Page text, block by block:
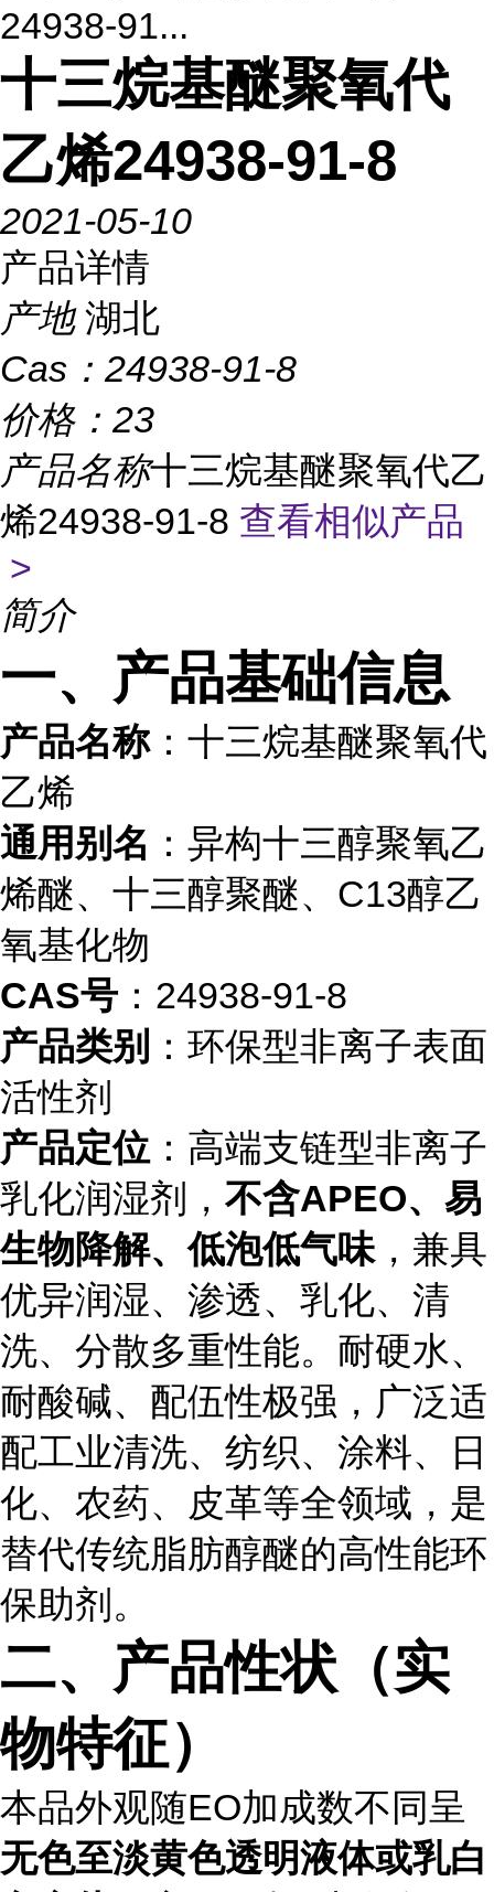
24938-91...
十三烷基醚聚氧代
乙烯24938-91-8
2021-05-10
产品详情
产地 湖北
Cas： 24938-91-8
价格： 23
产品名称十三烷基醚聚氧代乙
烯24938-91-8 查看相似产品
>
简介
一、产品基础信息
产品名称：十三烷基醚聚氧代
乙烯
通用别名 ：异构十三醇聚氧乙
烯醚、十三醇聚醚、C13醇乙
氧基化物
CAS号 ：24938-91-8
产品类别 ：环保型非离子表面
活性剂
产品定位 ：高端支链型非离子
乳化润湿剂， 不含APEO、易
生物降解、低泡低气味，兼具
优异润湿、渗透、乳化、清
洗、分散多重性能。耐硬水、
耐酸碱、配伍性极强，广泛适
配工业清洗、纺织、涂料、日
化、农药、皮革等全领域，是
替代传统脂肪醇醚的高性能环
保助剂。
二、产品性状（实
物特征）
本品外观随EO加成数不同呈
无色至淡黄色透明液体或乳白